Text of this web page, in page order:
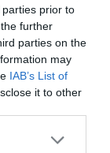
prior to
further
parties on the
may
IAB’s List of
it to other
DE